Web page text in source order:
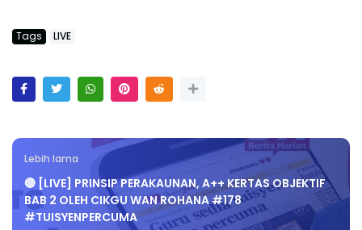
Tags LIVE
Lebih lama
🔴 [LIVE] PRINSIP PERAKAUNAN, A++ KERTAS OBJEKTIF
BAB 2 OLEH CIKGU WAN ROHANA #178
#TUISYENPERCUMA